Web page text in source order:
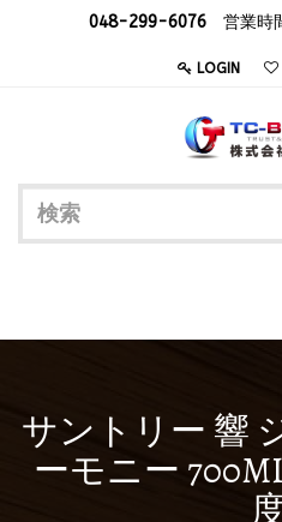
048-299-6076 営業時
LOGIN
サントリー 響
ーモニー